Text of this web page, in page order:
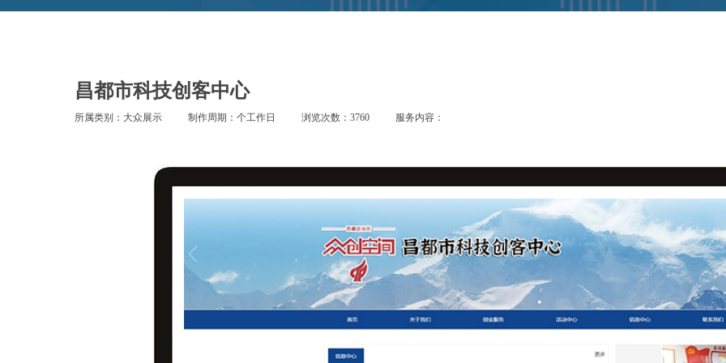
昌都市科技创客中心
所属类别：大众展示 制作周期：个工作日 浏览次数：3760 服务内容：